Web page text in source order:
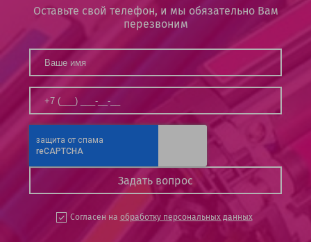
Оставьте свой телефон, и мы обязательно Вам
перезвоним
Согласен на обработку персональных данных